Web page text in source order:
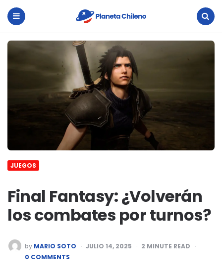
Planeta
Chileno
JUEGOS
Final Fantasy: ¿Volverán
los combates por turnos?
POSTED
BY
by MARIO SOTO JULIO 14, 2025 2 MINUTE READ
0 COMMENTS